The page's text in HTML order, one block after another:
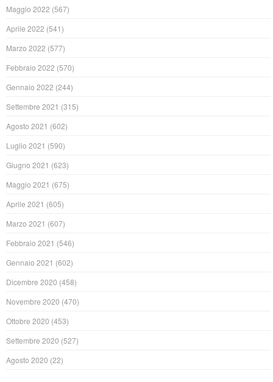
Maggio 2022 (567)
Aprile 2022 (541)
Marzo 2022 (577)
Febbraio 2022 (570)
Gennaio 2022 (244)
Settembre 2021 (315)
Agosto 2021 (602)
Luglio 2021 (590)
Giugno 2021 (623)
Maggio 2021 (675)
Aprile 2021 (605)
Marzo 2021 (607)
Febbraio 2021 (546)
Gennaio 2021 (602)
Dicembre 2020 (458)
Novembre 2020 (470)
Ottobre 2020 (453)
Settembre 2020 (527)
Agosto 2020 (22)